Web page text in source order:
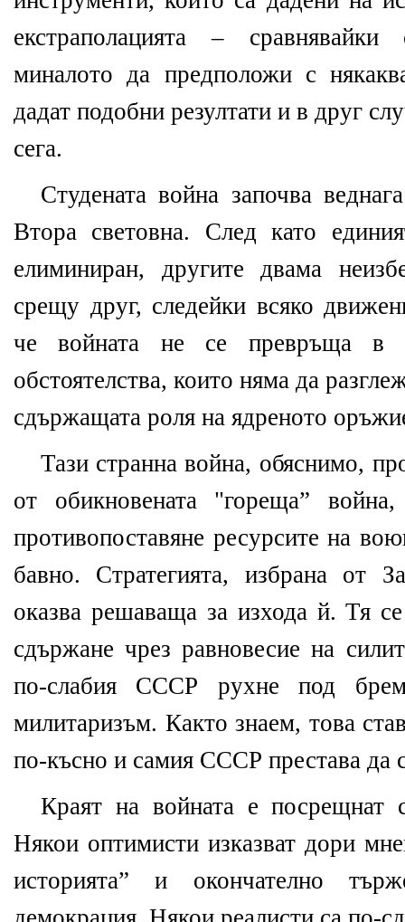
екстраполацията –
миналото да предположи с
дадат подобни резултати и в друг
сега.
Студената война започва
Втора световна. След като
елиминиран, другите двама
срещу друг, следейки всяко
че войната не се превръща в
обстоятелства, които няма да
сдържащата роля на ядреното
Тази странна война, обяснимо,
от обикновената "гореща”
противопоставяне ресурсите на
бавно. Стратегията, избрана от
оказва решаваща за изхода й. Тя
сдържане чрез равновесие на
по-слабия СССР рухне под
милитаризъм. Както знаем, това
по-късно и самия СССР престава да
Краят на войната е посрещнат
Някои оптимисти изказват дори
историята” и окончателно